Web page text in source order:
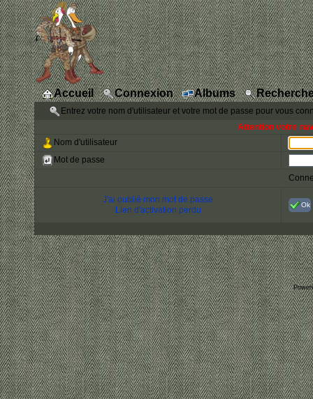
Accueil Connexion Albums
Entrez votre nom d'utilisateur et votre mot de passe pour vous
Attention votre
Nom d'utilisateur
Mot de passe
J'ai oublié mon mot de passe
Lien d'activation perdu
Ok